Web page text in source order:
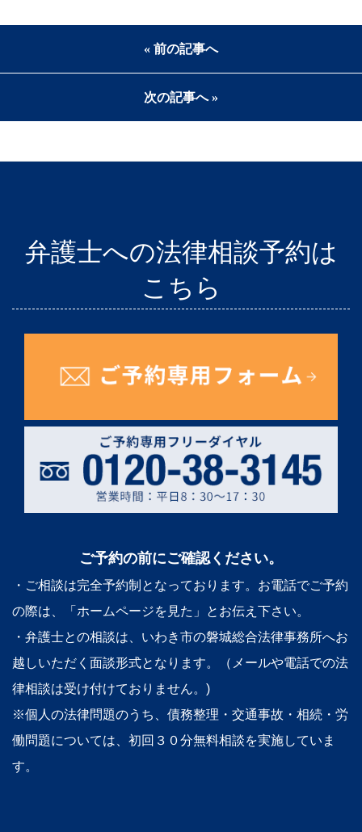
« 前の記事へ
次の記事へ »
弁護士への法律相談予約は
こちら
ご予約の前にご確認ください。
・ご相談は完全予約制となっております。お電話でご予約
の際は、「ホームページを見た」とお伝え下さい。
・弁護士との相談は、いわき市の磐城総合法律事務所へお
越しいただく面談形式となります。（メールや電話での法
律相談は受け付けておりません。)
※個人の法律問題のうち、債務整理・交通事故・相続・労
働問題については、初回３０分無料相談を実施していま
す。